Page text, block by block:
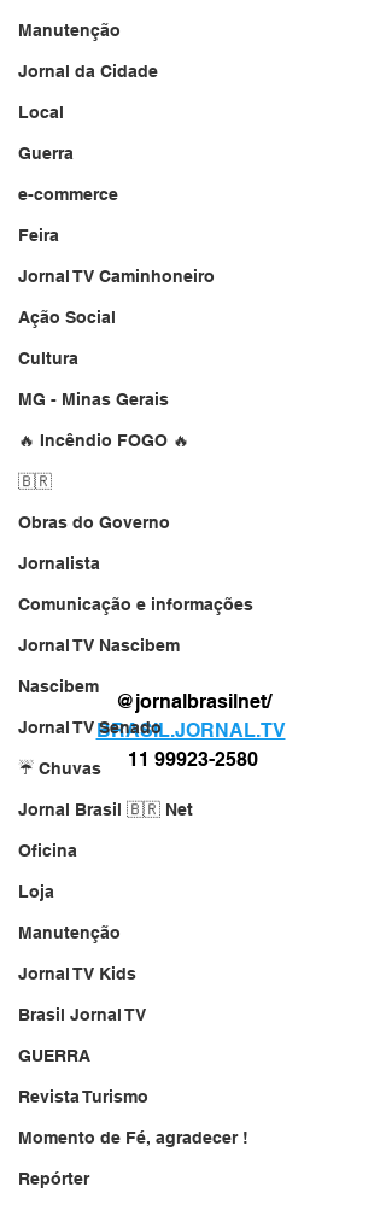
Manutenção
Jornal da Cidade
Local
Guerra
e-commerce
Feira
Jornal TV Caminhoneiro
Ação Social
Cultura
MG - Minas Gerais
🔥 Incêndio FOGO 🔥
🇧🇷
Obras do Governo
Jornalista
Comunicação e informações
Jornal TV Nascibem
Nascibem
Jornal TV Senado
☔ Chuvas
Jornal Brasil 🇧🇷 Net
Oficina
Loja
Manutenção
Jornal TV Kids
Brasil Jornal TV
GUERRA
Revista Turismo
Momento de Fé, agradecer !
Repórter
@jornalbrasilnet/
BRASIL.JORNAL.TV
11 99923-2580